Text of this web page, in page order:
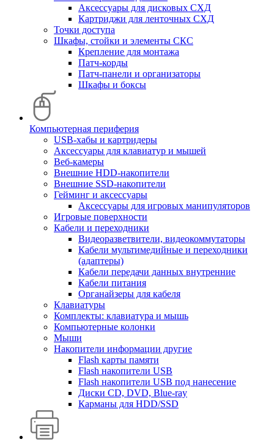
Аксессуары для дисковых СХД
Картриджи для ленточных СХД
Точки доступа
Шкафы, стойки и элементы СКС
Крепление для монтажа
Патч-корды
Патч-панели и организаторы
Шкафы и боксы
Компьютерная периферия
USB-хабы и картридеры
Аксессуары для клавиатур и мышей
Веб-камеры
Внешние HDD-накопители
Внешние SSD-накопители
Гейминг и аксессуары
Аксессуары для игровых манипуляторов
Игровые поверхности
Кабели и переходники
Видеоразветвители, видеокоммутаторы
Кабели мультимедийные и переходники
(адаптеры)
Кабели передачи данных внутренние
Кабели питания
Органайзеры для кабеля
Клавиатуры
Комплекты: клавиатура и мышь
Компьютерные колонки
Мыши
Накопители информации другие
Flash карты памяти
Flash накопители USB
Flash накопители USB под нанесение
Диски CD, DVD, Blue-ray
Карманы для HDD/SSD